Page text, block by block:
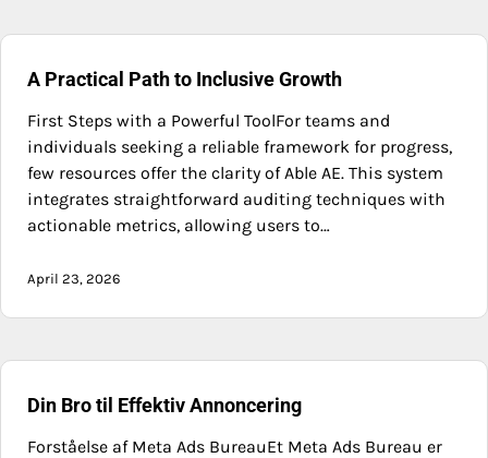
A Practical Path to Inclusive Growth
First Steps with a Powerful ToolFor teams and
individuals seeking a reliable framework for progress,
few resources offer the clarity of Able AE. This system
integrates straightforward auditing techniques with
actionable metrics, allowing users to…
April 23, 2026
Din Bro til Effektiv Annoncering
Forståelse af Meta Ads BureauEt Meta Ads Bureau er